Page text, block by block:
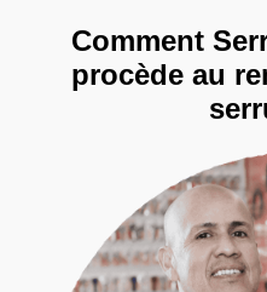
Comment
procède au